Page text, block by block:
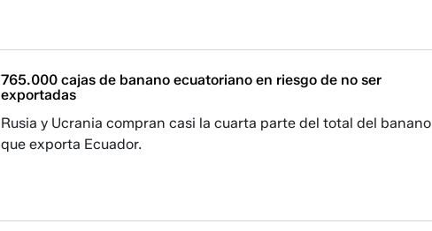
765.000 cajas de banano ecuatoriano en riesgo de no ser
exportadas
Rusia y Ucrania compran casi la cuarta parte del total del banano
que exporta Ecuador.